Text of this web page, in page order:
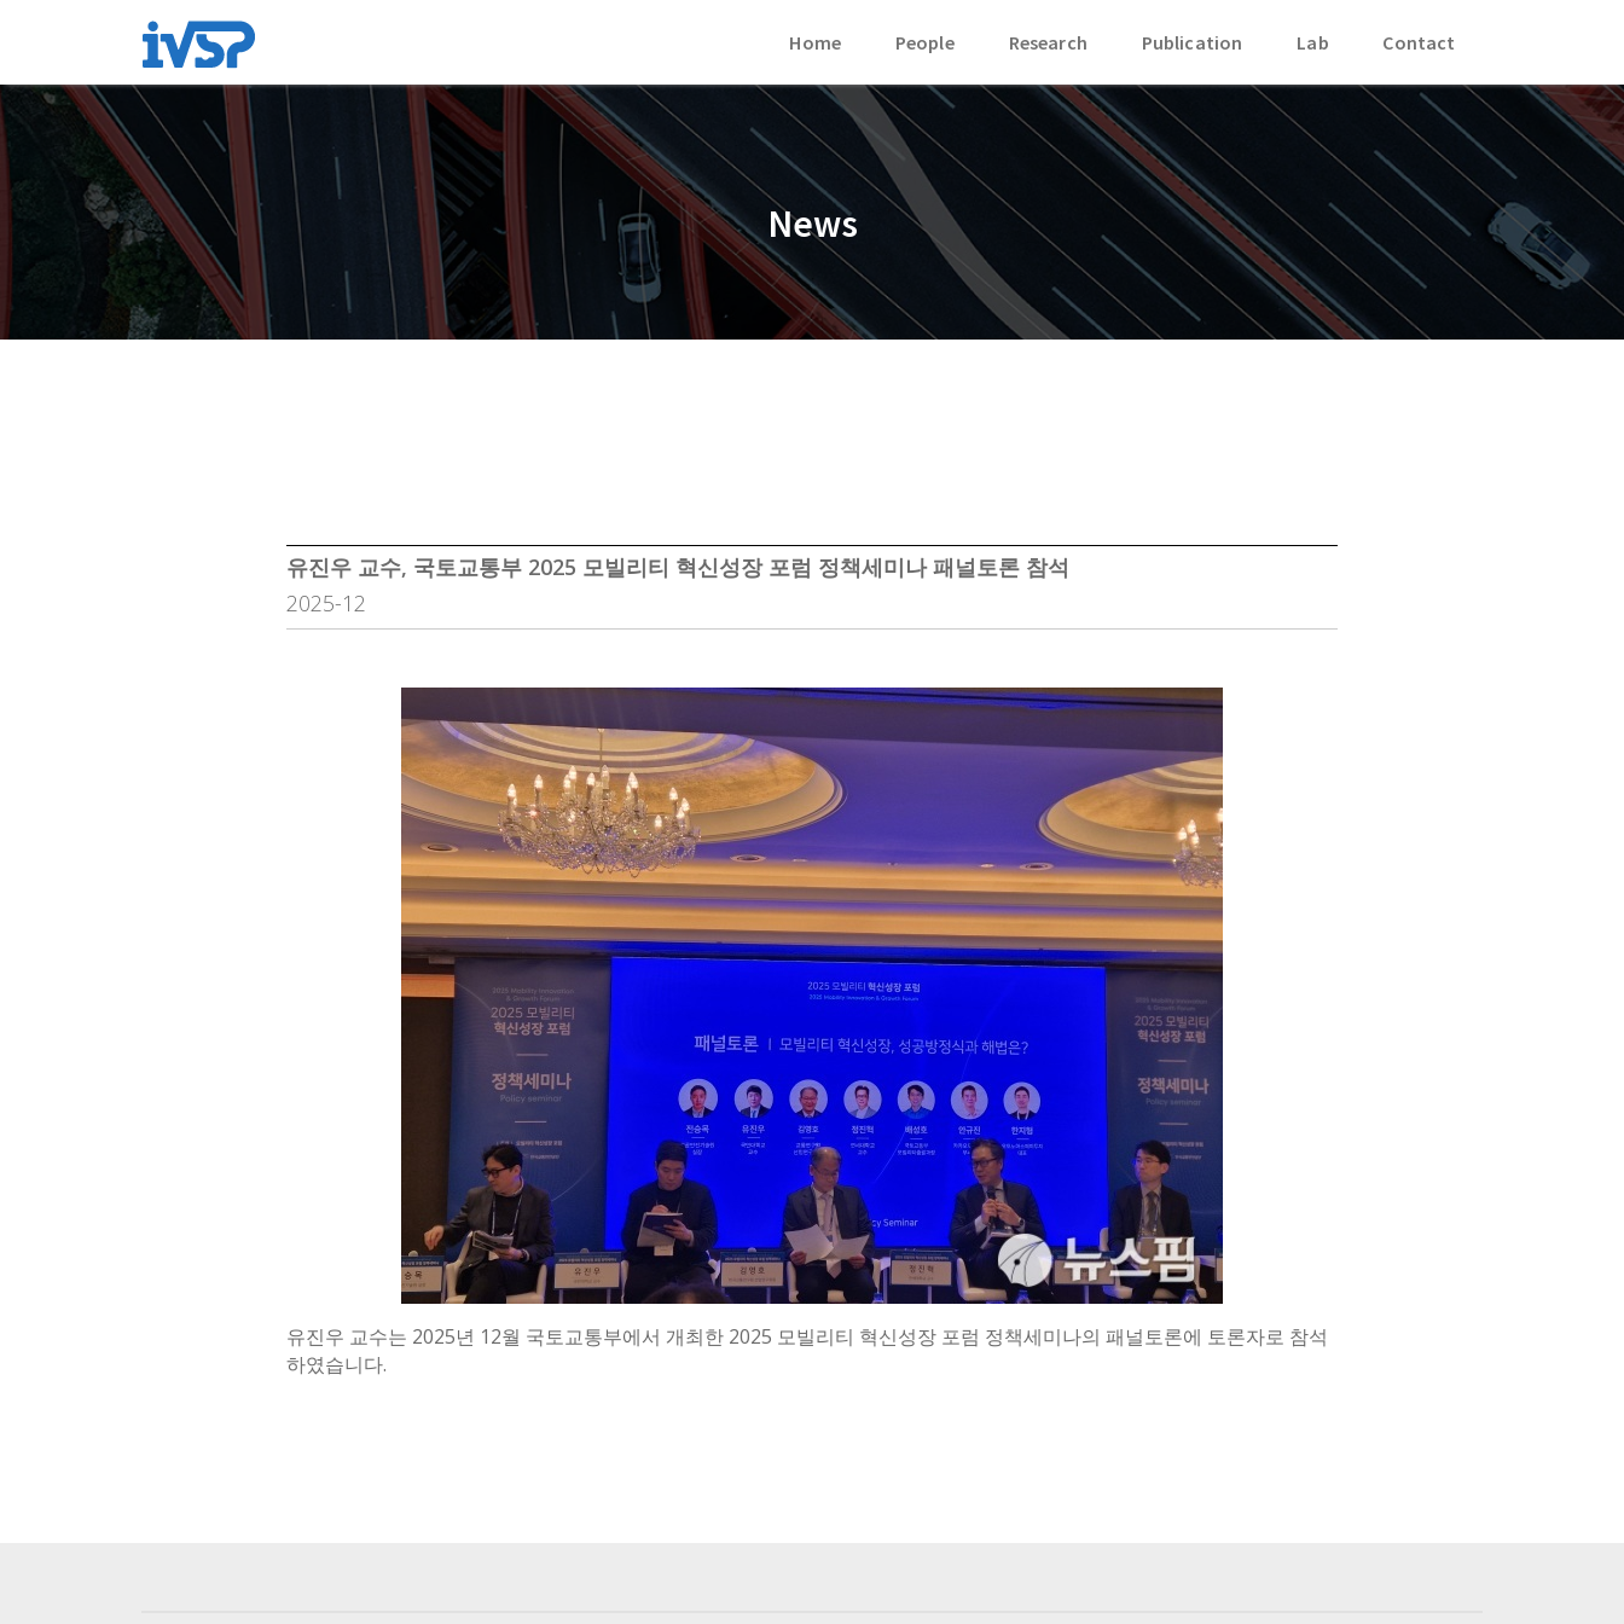
Home People Research Publication Lab Contact
News
유진우 교수, 국토교통부 2025 모빌리티 혁신성장 포럼 정책세미나 패널토론 참석
2025-12
유진우 교수는 2025년 12월 국토교통부에서 개최한 2025 모빌리티 혁신성장 포럼 정책세미나의 패널토론에 토론자로 참석
하였습니다.